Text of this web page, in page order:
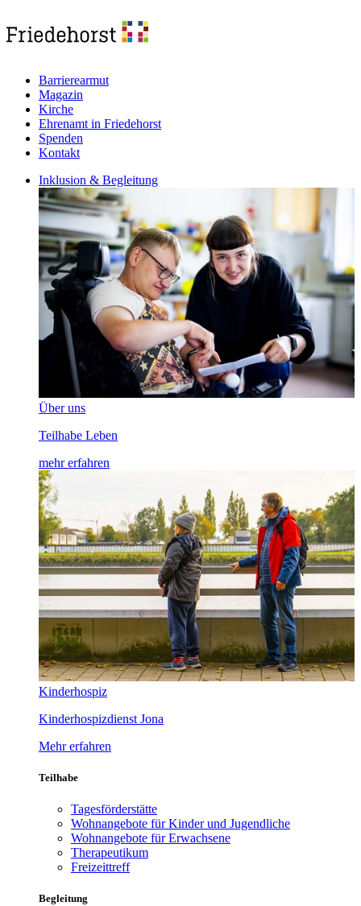
Barrierearmut
Magazin
Kirche
Ehrenamt in Friedehorst
Spenden
Kontakt
Inklusion & Begleitung
Über uns
Teilhabe Leben
mehr erfahren
Kinderhospiz
Kinderhospizdienst Jona
Mehr erfahren
Teilhabe
Tagesförderstätte
Wohnangebote für Kinder und Jugendliche
Wohnangebote für Erwachsene
Therapeutikum
Freizeittreff
Begleitung